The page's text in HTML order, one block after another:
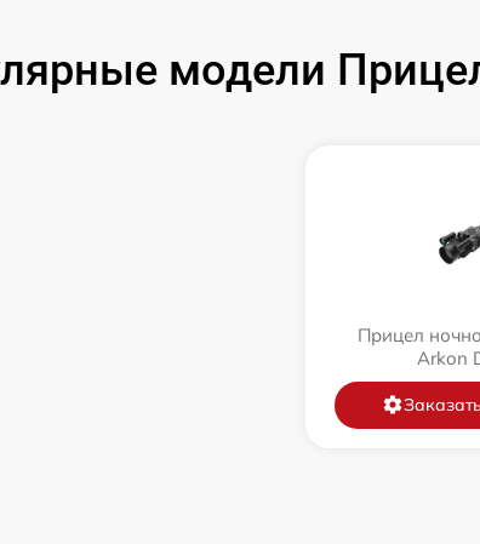
модели
Прицел
Arkon